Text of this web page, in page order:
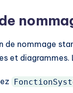
nommage
et diagrammes.